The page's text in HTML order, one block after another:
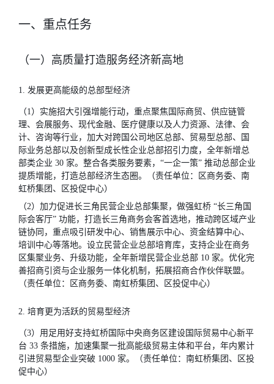
一、重点任务
（一）高质量打造服务经济新高地
1. 发展更高能级的总部型经济
（1）实施招大引强增能行动，重点聚焦国际商贸、供应链管
理、会展服务、现代金融、医疗健康以及人力资源、法律、会
计、咨询等行业，加大对跨国公司地区总部、贸易型总部、国
际业务总部以及创新型成长性企业总部招引力度，全年新增总
部类企业 30 家。整合各类服务要素，“一企一策” 推动总部企业
提质增能，打造总部经济生态圈。（责任单位：区商务委、南
虹桥集团、区投促中心）
（2）加力促进长三角民营企业总部集聚，做强虹桥 “长三角国
际会客厅” 功能，打造长三角商务会客首选地，推动跨区域产业
链协同，重点吸引研发中心、销售展示中心、资金结算中心、
培训中心等落地。设立民营企业总部培育库，支持企业在商务
区集聚业务、升级功能，全年新增民营企业总部 10 家。优化完
善招商引资与企业服务一体化机制，拓展招商合作伙伴联盟。
（责任单位：区商务委、南虹桥集团、区投促中心）
2. 培育更为活跃的贸易型经济
（3）用足用好支持虹桥国际中央商务区建设国际贸易中心新平
台 33 条措施，加速集聚一批高能级贸易主体和平台，年内累计
引进贸易型企业突破 1000 家。（责任单位：南虹桥集团、区投
促中心）